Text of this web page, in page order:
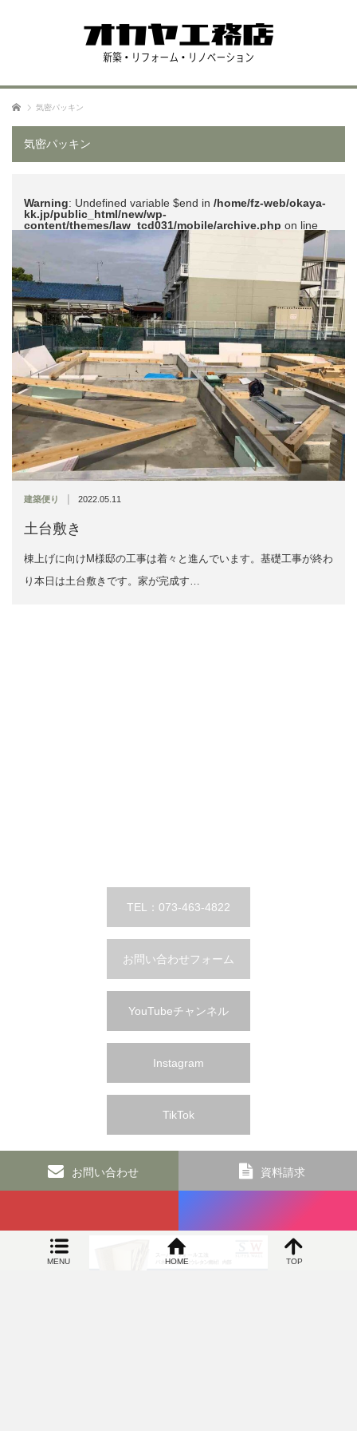
ホーム 気密パッキン
気密パッキン
Warning: Undefined variable $end in /home/fz-web/okaya-
kk.jp/public_html/new/wp-
content/themes/law_tcd031/mobile/archive.php on line
建築便り | 2022.05.11
土台敷き
棟上げに向けM様邸の工事は着々と進んでいます。基礎工事が終わ
り本日は土台敷きです。家が完成す…
TEL：073-463-4822
お問い合わせフォーム
YouTubeチャンネル
Instagram
TikTok
お問い合わせ 資料請求
MENU HOME TOP